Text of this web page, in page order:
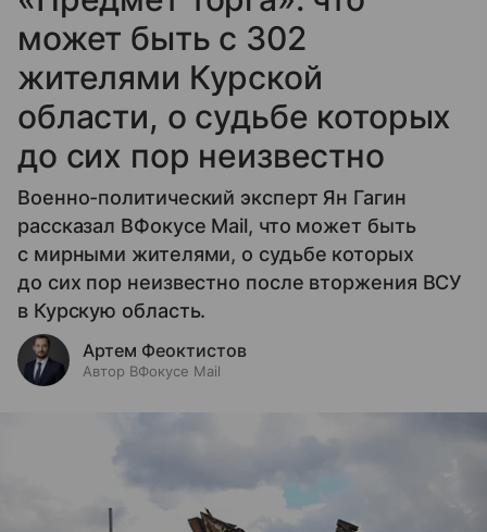
может быть с 302
жителями Курской
области, о судьбе которых
до сих пор неизвестно
Военно-политический эксперт Ян Гагин
рассказал ВФокусе Mail, что может быть
с мирными жителями, о судьбе которых
до сих пор неизвестно после вторжения ВСУ
в Курскую область.
Артем Феоктистов
Автор ВФокусе Mail